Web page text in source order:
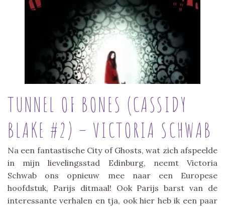
TUNNEL OF BONES (CASSIDY
BLAKE #2) – VICTORIA SCHWAB
Na een fantastische City of Ghosts, wat zich afspeelde
in mijn lievelingsstad Edinburg, neemt Victoria
Schwab ons opnieuw mee naar een Europese
hoofdstuk, Parijs ditmaal! Ook Parijs barst van de
interessante verhalen en tja, ook hier heb ik een paar